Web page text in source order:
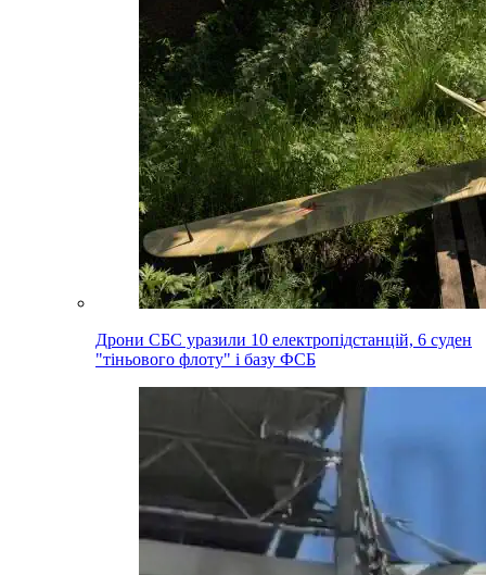
Дрони СБС уразили 10 електропідстанцій, 6 суден
"тіньового флоту" і базу ФСБ